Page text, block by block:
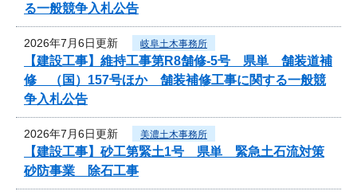
る一般競争入札公告
2026年7月6日更新 岐阜土木事務所
【建設工事】維持工事第R8舗修-5号 県単 舗装道補
修 （国）157号ほか 舗装補修工事に関する一般競
争入札公告
2026年7月6日更新 美濃土木事務所
【建設工事】砂工第緊土1号 県単 緊急土石流対策
砂防事業 除石工事